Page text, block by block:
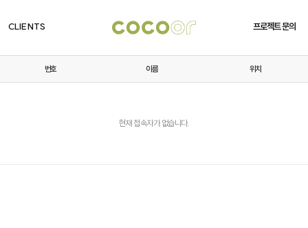
CLIENTS 프로젝트 문의
번호 이름 위치
현재 접속자가 없습니다.